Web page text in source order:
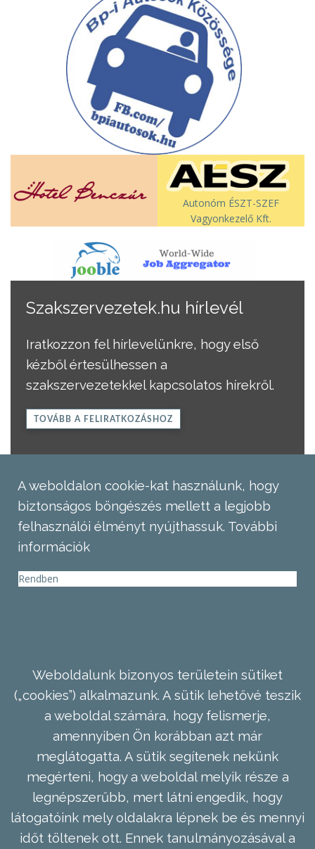
Autonóm ÉSZT-SZEF
Vagyonkezelő Kft.
Szakszervezetek.hu hírlevél
Iratkozzon fel hírlevelünkre, hogy első
kézből értesülhessen a
szakszervezetekkel kapcsolatos hírekről.
TOVÁBB A FELIRATKOZÁSHOZ
A weboldalon cookie-kat használunk, hogy
biztonságos böngészés mellett a legjobb
felhasználói élményt nyújthassuk. További
információk
Rendben
Weboldalunk bizonyos területein sütiket
(„cookies”) alkalmazunk. A sütik lehetővé teszik
a weboldal számára, hogy felismerje,
amennyiben Ön korábban azt már
meglátogatta. A sütik segítenek nekünk
megérteni, hogy a weboldal melyik része a
legnépszerűbb, mert látni engedik, hogy
látogatóink mely oldalakra lépnek be és mennyi
időt töltenek ott. Ennek tanulmányozásával a